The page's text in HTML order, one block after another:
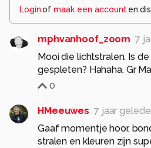
Loginof maak een account en
mphvanhoof_zoom 7
Mooi die lichtstralen. Is
gespleten? Hahaha. Gr
0
HMeeuwes 7 jaar
Gaaf momentje hoor,
stralen en kleuren zijn